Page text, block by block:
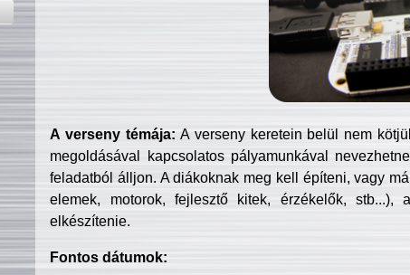
A verseny témája: A verseny keretein belül nem
megoldásával kapcsolatos pályamunkával
feladatból álljon. A diákoknak meg kell építeni, vagy
elemek, motorok, fejlesztő kitek, érzékelők, stb...),
elkészítenie.
Fontos dátumok: